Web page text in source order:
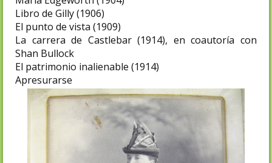
Libro de Gilly (1906)
El punto de vista (1909)
La carrera de Castlebar (1914), en coautoría con
Shan Bullock
El patrimonio inalienable (1914)
Apresurarse